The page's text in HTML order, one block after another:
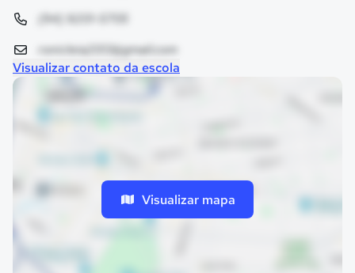
(94) 9201-5705
ronicleia2013@gmail.com
Visualizar contato da escola
Visualizar mapa